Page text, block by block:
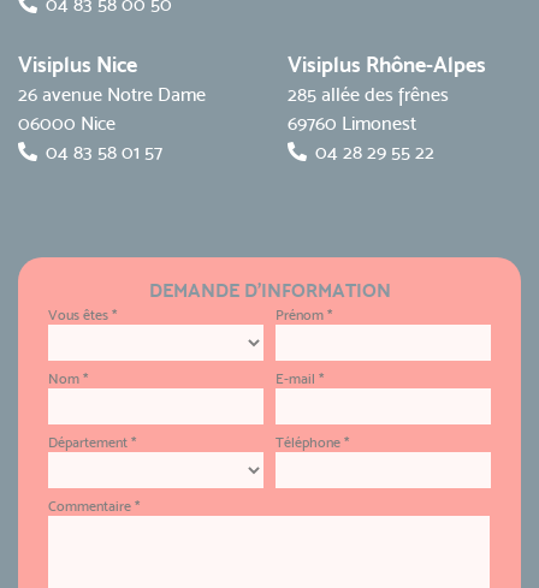
Visiplus Nice
26 avenue Notre Dame
06000 Nice
04 83 58 01 57
Visiplus Rhône-Alpes
285 allée des frênes
69760 Limonest
04 28 29 55 22